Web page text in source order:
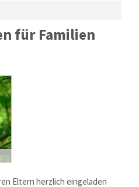
für Familien
Eltern herzlich eingeladen